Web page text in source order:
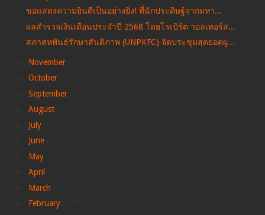
ขอแสดงความยินดีเป็นอย่างยิ่ง! ที่นักประดิษฐ์จากมหา...
ผลสำรวจเงินเดือนประจำปี 2568 โดยโรเบิร์ต วอลเทอร์ส...
สภาสหพันธ์รักษาสันติภาพ (UNPKFC) จัดประชุมสุดยอดผู...
November
October
September
August
July
June
May
April
March
February